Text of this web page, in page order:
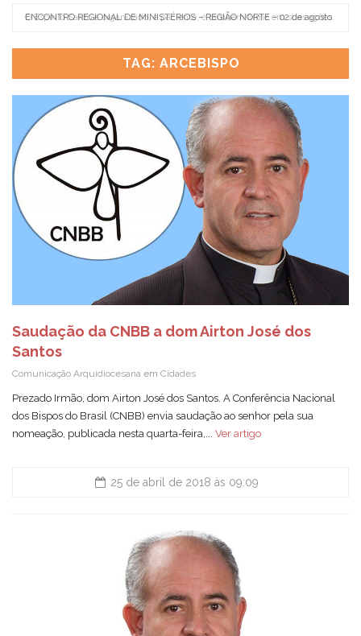
ENCONTRO REGIONAL DE MINISTÉRIOS – REGIÃO NORTE – 02 de agosto
O Espírito Santo é organizado, é paciente, é também firme em suas ações.
TAG: ARCEBISPO
Saudação da CNBB a dom Airton José dos
Santos
Comunicação Arquidiocesana em Cidades
Prezado Irmão, dom Airton José dos Santos. A Conferência Nacional
dos Bispos do Brasil (CNBB) envia saudação ao senhor pela sua
nomeação, publicada nesta quarta-feira,... Ver artigo
25 de abril de 2018 às 09:09